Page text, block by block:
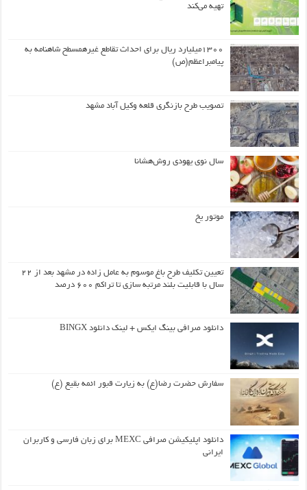
تهیه می‌کند
۱۳۰۰میلیارد ریال برای احداث تقاطع غیرهمسطح شاهنامه به
پیامبراعظم(ص)
تصویب طرح بازنگری قلعه وکیل آباد مشهد
سال نوی یهودی روش‌هشانا
موتور یخ
تعیین تکلیف طرح باغ موسوم به عامل زاده در مشهد بعد از ۲۲
سال با قابلیت بلند مرتبه سازی تا تراکم ۶۰۰ درصد
دانلود صرافی بینگ ایکس + لینک دانلود BINGX
سفارش حضرت رضا(ع) به زیارت قبور ائمه بقیع (ع)
دانلود اپلیکیشن صرافی MEXC برای زبان فارسی و کاربران
ایرانی